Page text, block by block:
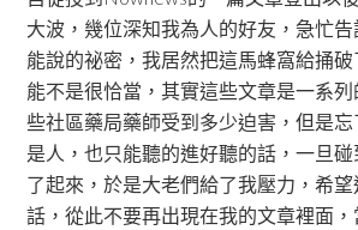
大波，幾位深知我為人的好友，急忙
能說的祕密，我居然把這馬蜂窩給捅
能不是很恰當，其實這些文章是一系
些社區藥局藥師受到多少迫害，但是
是人，也只能聽的進好聽的話，一旦
了起來，於是大老們給了我壓力，希
話，從此不要再出現在我的文章裡面